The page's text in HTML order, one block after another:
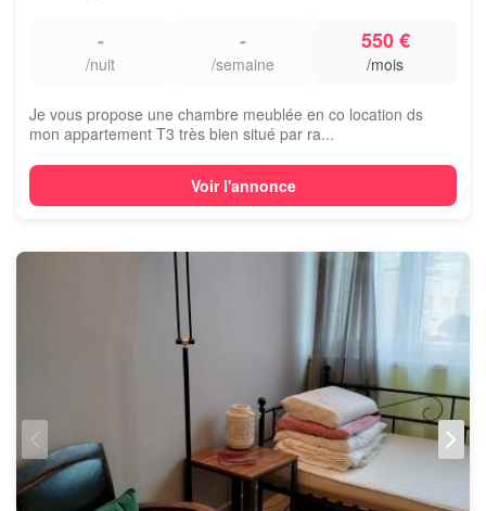
-
/nuit
-
/semaine
550 €
/mois
Je vous propose une chambre meublée en co location ds
mon appartement T3 très bien situé par ra...
Voir l'annonce